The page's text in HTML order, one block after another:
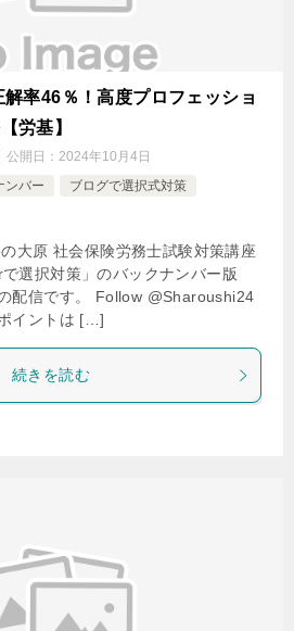
解率46％！高度プロフェッショ
労基】
公開日： 2024年10月4日
ンバー
ブログで選択式対策
大原 社会保険労務士試験対策講座
選択対策」のバックナンバー版
配信です。 Follow @Sharoushi24
イントは […]
続きを読む